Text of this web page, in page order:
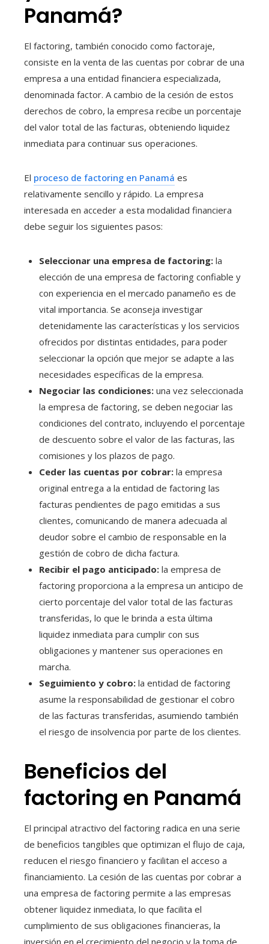
Panamá?
El factoring, también conocido como factoraje,
consiste en la venta de las cuentas por cobrar de una
empresa a una entidad financiera especializada,
denominada factor. A cambio de la cesión de estos
derechos de cobro, la empresa recibe un porcentaje
del valor total de las facturas, obteniendo liquidez
inmediata para continuar sus operaciones.
El proceso de factoring en Panamá es
relativamente sencillo y rápido. La empresa
interesada en acceder a esta modalidad financiera
debe seguir los siguientes pasos:
Seleccionar una empresa de factoring: la
elección de una empresa de factoring confiable y
con experiencia en el mercado panameño es de
vital importancia. Se aconseja investigar
detenidamente las características y los servicios
ofrecidos por distintas entidades, para poder
seleccionar la opción que mejor se adapte a las
necesidades específicas de la empresa.
Negociar las condiciones: una vez seleccionada
la empresa de factoring, se deben negociar las
condiciones del contrato, incluyendo el porcentaje
de descuento sobre el valor de las facturas, las
comisiones y los plazos de pago.
Ceder las cuentas por cobrar: la empresa
original entrega a la entidad de factoring las
facturas pendientes de pago emitidas a sus
clientes, comunicando de manera adecuada al
deudor sobre el cambio de responsable en la
gestión de cobro de dicha factura.
Recibir el pago anticipado: la empresa de
factoring proporciona a la empresa un anticipo de
cierto porcentaje del valor total de las facturas
transferidas, lo que le brinda a esta última
liquidez inmediata para cumplir con sus
obligaciones y mantener sus operaciones en
marcha.
Seguimiento y cobro: la entidad de factoring
asume la responsabilidad de gestionar el cobro
de las facturas transferidas, asumiendo también
el riesgo de insolvencia por parte de los clientes.
Beneficios del
factoring en Panamá
El principal atractivo del factoring radica en una serie
de beneficios tangibles que optimizan el flujo de caja,
reducen el riesgo financiero y facilitan el acceso a
financiamiento. La cesión de las cuentas por cobrar a
una empresa de factoring permite a las empresas
obtener liquidez inmediata, lo que facilita el
cumplimiento de sus obligaciones financieras, la
inversión en el crecimiento del negocio y la toma de